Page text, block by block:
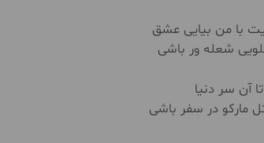
با من بیایی عشق
شعله ور باشی
آن سر دنیا
مارکو در سفر باشی